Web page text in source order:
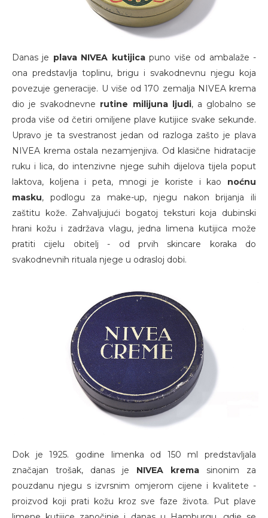
Danas je plava NIVEA kutijicapuno više od ambalaže -
ona predstavlja toplinu, brigu i svakodnevnu njegu koja
povezuje generacije. U više od 170 zemalja NIVEA krema
dio je svakodnevne rutine milijuna ljudi, a globalno se
proda više od četiri omiljene plave kutijice svake sekunde.
Upravo je ta svestranost jedan od razloga zašto je plava
NIVEA krema ostala nezamjenjiva. Od klasične hidratacije
ruku i lica, do intenzivne njege suhih dijelova tijela poput
laktova, koljena i peta, mnogi je koriste i kao noćnu
masku, podlogu za make-up, njegu nakon brijanja ili
zaštitu kože. Zahvaljujući bogatoj teksturi koja dubinski
hrani kožu i zadržava vlagu, jedna limena kutijica može
pratiti cijelu obitelj - od prvih skincare koraka do
svakodnevnih rituala njege u odrasloj dobi.
Dok je 1925. godine limenka od 150 ml predstavljala
značajan trošak, danas je NIVEA krema sinonim za
pouzdanu njegu s izvrsnim omjerom cijene i kvalitete -
proizvod koji prati kožu kroz sve faze života. Put plave